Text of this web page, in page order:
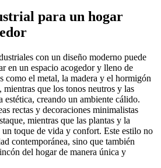
para un hogar
con un diseño moderno puede
en un espacio acogedor y lleno de
como el metal, la madera y el hormigón
mientras que los tonos neutros y las
estética, creando un ambiente cálido.
rectas y decoraciones minimalistas
mientras que las plantas y la
toque de vida y confort. Este estilo no
contemporánea, sino que también
del hogar de manera única y